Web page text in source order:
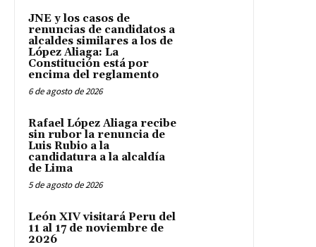
JNE y los casos de
renuncias de candidatos a
alcaldes similares a los de
López Aliaga: La
Constitución está por
encima del reglamento
6 de agosto de 2026
Rafael López Aliaga recibe
sin rubor la renuncia de
Luis Rubio a la
candidatura a la alcaldía
de Lima
5 de agosto de 2026
León XIV visitará Peru del
11 al 17 de noviembre de
2026